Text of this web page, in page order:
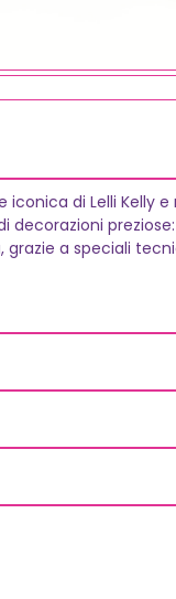
iconica di Lelli Kelly
decorazioni
a speciali